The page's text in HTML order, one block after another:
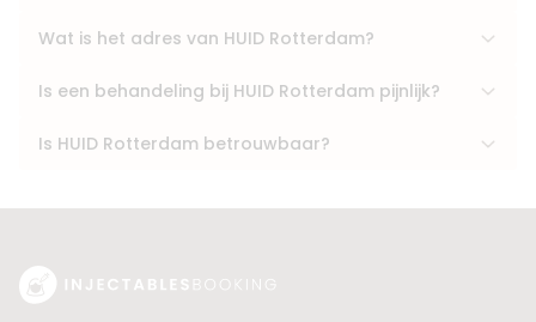
Wat is het adres van HUID Rotterdam?
Is een behandeling bij HUID Rotterdam pijnlijk?
Is HUID Rotterdam betrouwbaar?